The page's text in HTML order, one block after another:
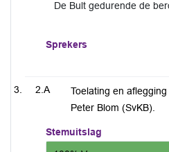
De Bult gedurende de
Sprekers
2.A
Toelating en
Peter Blom (SvKB).
Stemuitslag